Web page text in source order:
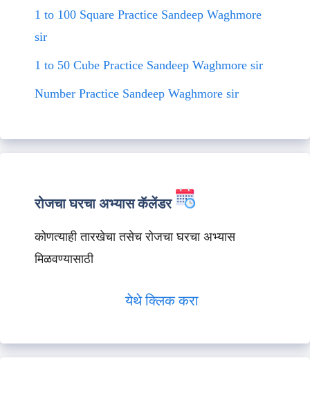
1 to 100 Square Practice Sandeep Waghmore
sir
1 to 50 Cube Practice Sandeep Waghmore sir
Number Practice Sandeep Waghmore sir
रोजचा घरचा अभ्यास कॅलेंडर
कोणत्याही तारखेचा तसेच रोजचा घरचा अभ्यास
मिळवण्यासाठी
येथे क्लिक करा